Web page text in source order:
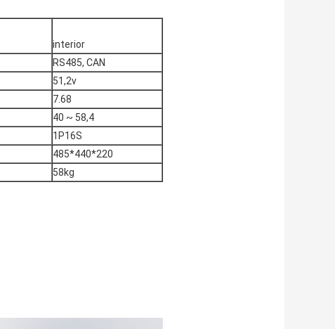
interior
RS485, CAN
51,2v
7.68
40 ~ 58,4
1P16S
485*440*220
58kg